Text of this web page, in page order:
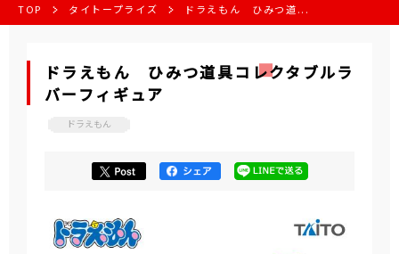
TOP タイトープライズ ドラえもん ひみつ道...
ドラえもん ひみつ道具コレクタブルラ
バーフィギュア
ドラえもん